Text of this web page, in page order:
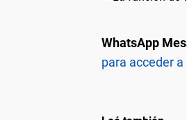
WhatsApp
para acceder